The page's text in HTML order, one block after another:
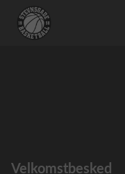
Velkomstbesked